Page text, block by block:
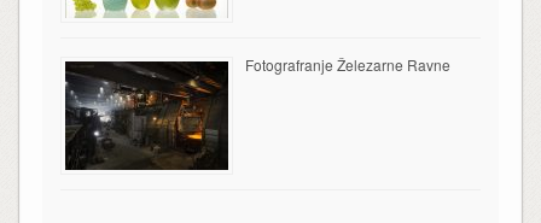
Fotografranje Železarne Ravne